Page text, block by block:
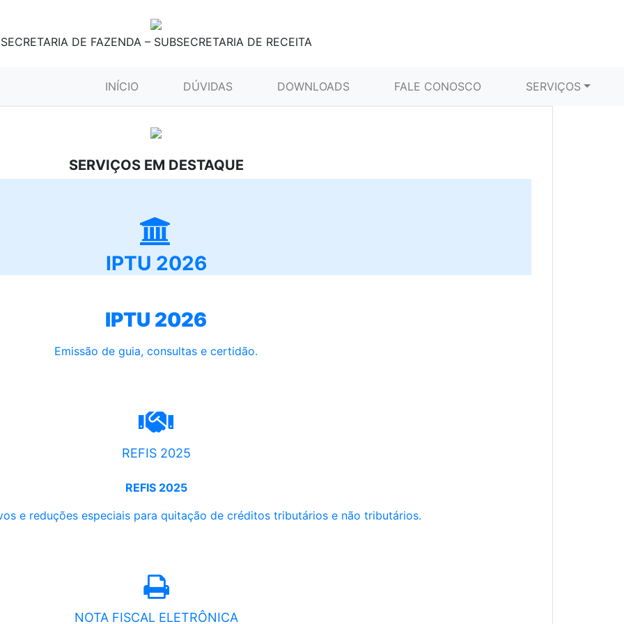
SECRETARIA DE FAZENDA – SUBSECRETARIA DE RECEITA
INÍCIO (CURRENT)DÚVIDAS DOWNLOADS FALE CONOSCO SERVIÇOS
SERVIÇOS EM DESTAQUE
IPTU 2026
IPTU 2026
Emissão de guia, consultas e certidão.
REFIS 2025
REFIS 2025
e reduções especiais para quitação de créditos tributários e não tributários.
NOTA FISCAL ELETRÔNICA